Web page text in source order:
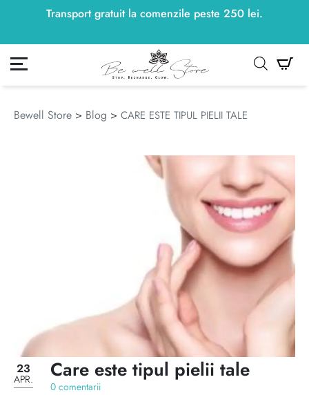
Transport gratuit la comenzile peste 250 lei.
250lei
meu
Bewell Store > Blog > CARE ESTE TIPUL PIELII TALE
23
APR. Care este tipul pielii tale
0 comentarii